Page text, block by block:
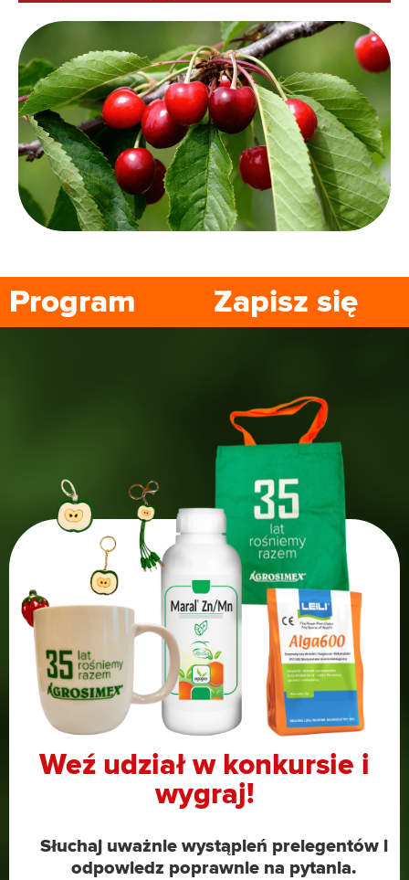
Program Zapisz się
Weź udział w konkursie i
wygraj!
Słuchaj uważnie wystąpień prelegentów i
odpowiedz poprawnie na pytania.